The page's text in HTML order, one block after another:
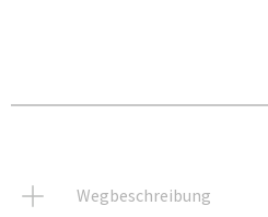
Wegbeschreibung